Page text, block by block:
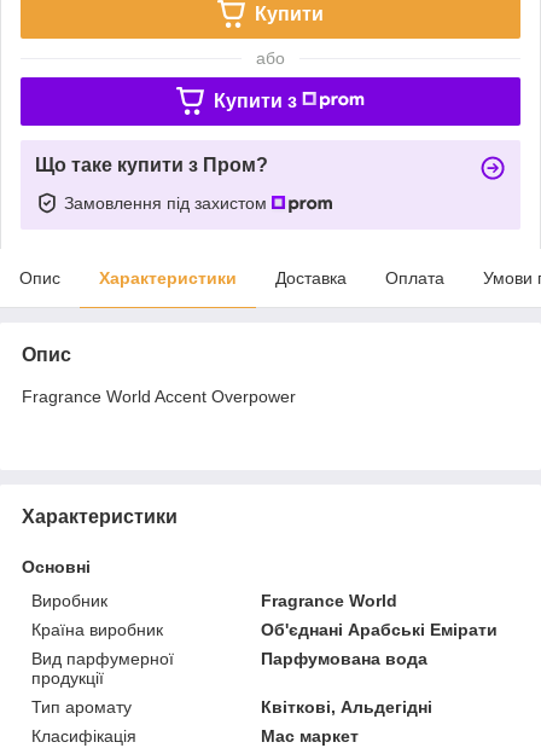
Купити
або
Купити з
Що таке купити з Пром?
Замовлення під захистом
Опис Характеристики Доставка Оплата Умови
Опис
Fragrance World Accent Overpower
Характеристики
Основні
Виробник
Fragrance World
Країна виробник
Об'єднані Арабські Емірати
Вид парфумерної
продукції
Парфумована вода
Тип аромату
Квіткові, Альдегідні
Класифікація
Мас маркет